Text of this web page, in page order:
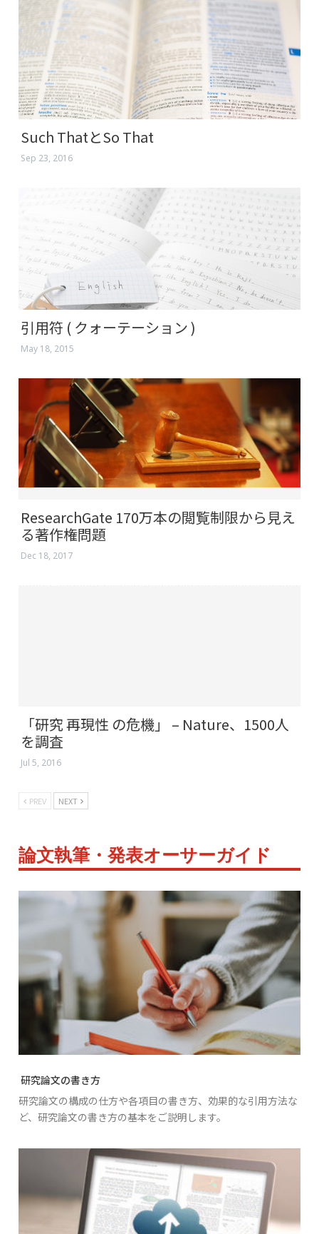
Such Thatとso That
Sep 23, 2016
引用符 ( クォーテーション )
May 18, 2015
ResearchGate 170万本の閲覧制限から見え
る著作権問題
Dec 18, 2017
「研究 再現性 の危機」 – Nature、1500人
を調査
Jul 5, 2016
PREV NEXT
論文執筆・発表オーサーガイド
研究論文の書き方
研究論文の構成の仕方や各項目の書き方、効果的な引用方法な
ど、研究論文の書き方の基本をご説明します。